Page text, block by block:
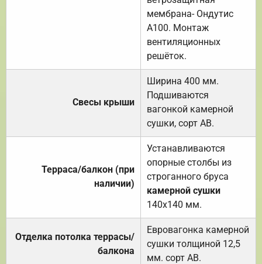
мембрана- Ондутис
А100. Монтаж
вентиляционных
решёток.
Свесы крыши
Ширина 400 мм.
Подшиваются
вагонкой камерной
сушки, сорт АВ.
Терраса/балкон (при
наличии)
Устанавливаются
опорные столбы из
строганного бруса
камерной сушки
140х140 мм.
Отделка потолка террасы/
балкона
Евровагонка камерной
сушки толщиной 12,5
мм. сорт АВ.